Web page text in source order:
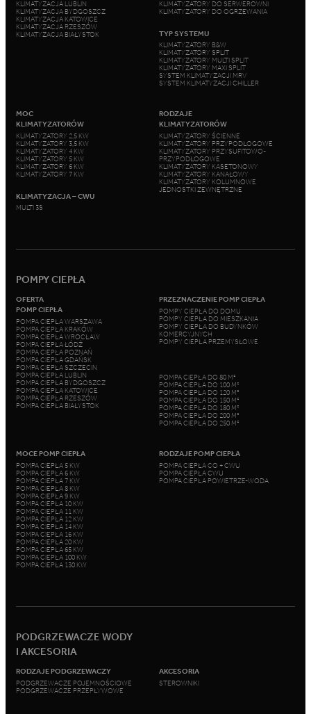
KLIMATYZACJA LUBLIN
KLIMATYZACJA BYDGOSZCZ
KLIMATYZACJA KATOWICE
KLIMATYZACJA RZESZÓW
KLIMATYZACJA BIAŁYSTOK
KLIMATYZATORY DO SERWEROWNI
KLIMATYZATORY DO OGRZEWANIA
TYP SYSTEMU
KLIMATYZATORY B&W
KLIMATYZATORY SPLIT
KLIMATYZATORY MULTI SPLIT
KLIMATYZATORY MAXI SPLIT
SYSTEM KLIMATYZACJI MRV
SYSTEM KLIMATYZACJI CHILLER
MOC
KLIMATYZATORÓW
KLIMATYZATORY 2,5 KW
KLIMATYZATORY 3,5 KW
KLIMATYZATORY 4 KW
KLIMATYZATORY 5 KW
KLIMATYZATORY 6 KW
KLIMATYZATORY 7 KW
KLIMATYZACJA – CWU
MULTI 3S
RODZAJE
KLIMATYZATORÓW
KLIMATYZATORY ŚCIENNE
KLIMATYZATORY PRZYPODŁOGOWE
KLIMATYZATORY PRZYSUFITOWO-
PRZYPODŁOGOWE
KLIMATYZATORY KASETONOWY
KLIMATYZATORY KANAŁOWY
KLIMATYZATORY KOLUMNOWE
JEDNOSTKI ZEWNĘTRZNE
POMPY CIEPŁA
OFERTA
POMP CIEPŁA
POMPA CIEPŁA WARSZAWA
POMPA CIEPŁA KRAKÓW
POMPA CIEPŁA WROCŁAW
POMPA CIEPŁA ŁÓDŹ
POMPA CIEPŁA POZNAŃ
POMPA CIEPŁA GDAŃSK
POMPA CIEPŁA SZCZECIN
POMPA CIEPŁA LUBLIN
POMPA CIEPŁA BYDGOSZCZ
POMPA CIEPŁA KATOWICE
POMPA CIEPŁA RZESZÓW
POMPA CIEPŁA BIAŁYSTOK
PRZEZNACZENIE POMP CIEPŁA
POMPY CIEPŁA DO DOMU
POMPY CIEPŁA DO MIESZKANIA
POMPY CIEPŁA DO BUDYNKÓW
KOMERCYJNYCH
POMPY CIEPŁA PRZEMYSŁOWE
POMPA CIEPŁA DO 80 M²
POMPA CIEPŁA DO 100 M²
POMPA CIEPŁA DO 120 M²
POMPA CIEPŁA DO 150 M²
POMPA CIEPŁA DO 180 M²
POMPA CIEPŁA DO 200 M²
POMPA CIEPŁA DO 250 M²
MOCE POMP CIEPŁA
POMPA CIEPŁA 5 KW
POMPA CIEPŁA 6 KW
POMPA CIEPŁA 7 KW
POMPA CIEPŁA 8 KW
POMPA CIEPŁA 9 KW
POMPA CIEPŁA 10 KW
POMPA CIEPŁA 11 KW
POMPA CIEPŁA 12 KW
POMPA CIEPŁA 14 KW
POMPA CIEPŁA 16 KW
POMPA CIEPŁA 20 KW
POMPA CIEPŁA 65 KW
POMPA CIEPŁA 100 KW
POMPA CIEPŁA 130 KW
RODZAJE POMP CIEPŁA
POMPA CIEPŁA CO + CWU
POMPA CIEPŁA CWU
POMPA CIEPŁA POWIETRZE-WODA
PODGRZEWACZE WODY
I AKCESORIA
RODZAJE PODGRZEWACZY
PODGRZEWACZE POJEMNOŚCIOWE
PODGRZEWACZE PRZEPŁYWOWE
AKCESORIA
STEROWNIKI